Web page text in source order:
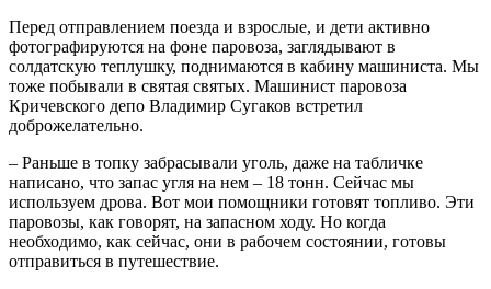
Перед отправлением поезда и взрослые, и дети активно
фотографируются на фоне паровоза, заглядывают в
солдатскую теплушку, поднимаются в кабину машиниста. Мы
тоже побывали в святая святых. Машинист паровоза
Кричевского депо Владимир Сугаков встретил
доброжелательно.
– Раньше в топку забрасывали уголь, даже на табличке
написано, что запас угля на нем – 18 тонн. Сейчас мы
используем дрова. Вот мои помощники готовят топливо. Эти
паровозы, как говорят, на запасном ходу. Но когда
необходимо, как сейчас, они в рабочем состоянии, готовы
отправиться в путешествие.